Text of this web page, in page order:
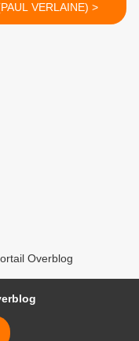
(PAUL VERLAINE) >
Overblog